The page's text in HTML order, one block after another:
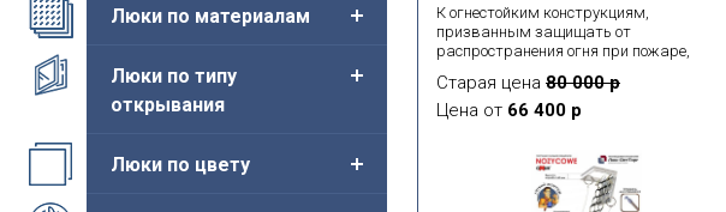
Люки по материалам
Люки по типу
открывания
Люки по цвету
К огнестойким конструкциям,
призванным защищать от
распространения огня при пожаре,
Oman NOZYCOWE. Она устанавливается
в чердачный проём, работает по
Старая цена 80 000 р
Цена от 66 400 р